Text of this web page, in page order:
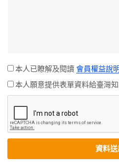
本人已瞭解及閱讀 會員權益說明
本人願意提供表單資料給臺灣
資料送